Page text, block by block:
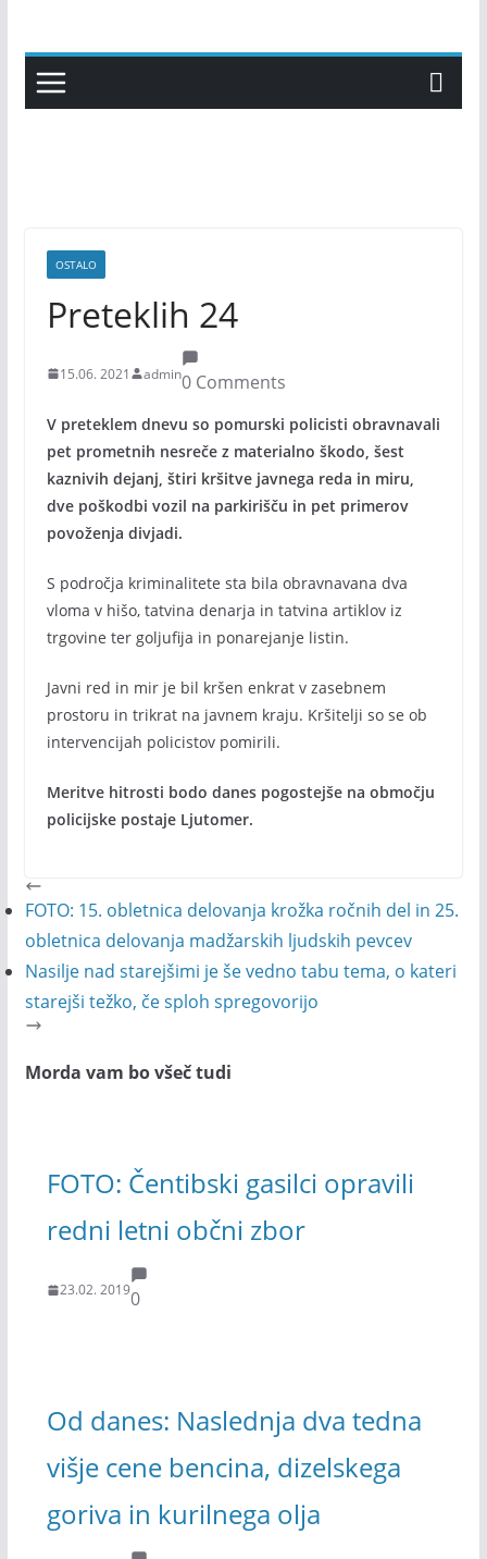
content
OSTALO
Preteklih 24
15.06. 2021 admin0 Comments
V preteklem dnevu so pomurski policisti obravnavali
pet prometnih nesreče z materialno škodo, šest
kaznivih dejanj, štiri kršitve javnega reda in miru,
dve poškodbi vozil na parkirišču in pet primerov
povoženja divjadi.
S področja kriminalitete sta bila obravnavana dva
vloma v hišo, tatvina denarja in tatvina artiklov iz
trgovine ter goljufija in ponarejanje listin.
Javni red in mir je bil kršen enkrat v zasebnem
prostoru in trikrat na javnem kraju. Kršitelji so se ob
intervencijah policistov pomirili.
Meritve hitrosti bodo danes pogostejše na območju
policijske postaje Ljutomer.
FOTO: 15. obletnica delovanja krožka ročnih del in 25.
obletnica delovanja madžarskih ljudskih pevcev
Nasilje nad starejšimi je še vedno tabu tema, o kateri
starejši težko, če sploh spregovorijo
Morda vam bo všeč tudi
FOTO: Čentibski gasilci opravili
redni letni občni zbor
23.02. 20190
Od danes: Naslednja dva tedna
višje cene bencina, dizelskega
goriva in kurilnega olja